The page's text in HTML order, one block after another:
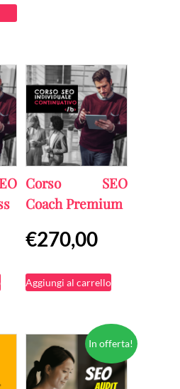
Questo
più
varianti.
Le
opzioni
possono
essere
nella
pagina
del
Corso SEO
Coach Premium
€270,00
Aggiungi al carrello
In offerta!